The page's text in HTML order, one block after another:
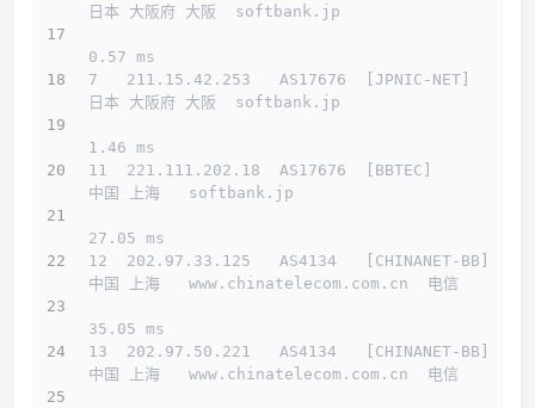
日本 大阪府 大阪  softbank.jp
0.57 ms
7   211.15.42.253   AS17676  [JPNIC-NET]
日本 大阪府 大阪  softbank.jp
1.46 ms
11  221.111.202.18  AS17676  [BBTEC]
中国 上海   softbank.jp
27.05 ms
12  202.97.33.125   AS4134   [CHINANET-BB]
中国 上海   www.chinatelecom.com.cn  电信
35.05 ms
13  202.97.50.221   AS4134   [CHINANET-BB]
中国 上海   www.chinatelecom.com.cn  电信